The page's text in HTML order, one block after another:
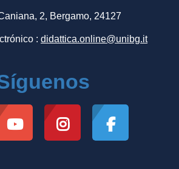
2, Bergamo, 24127
: didattica.online@unibg.it